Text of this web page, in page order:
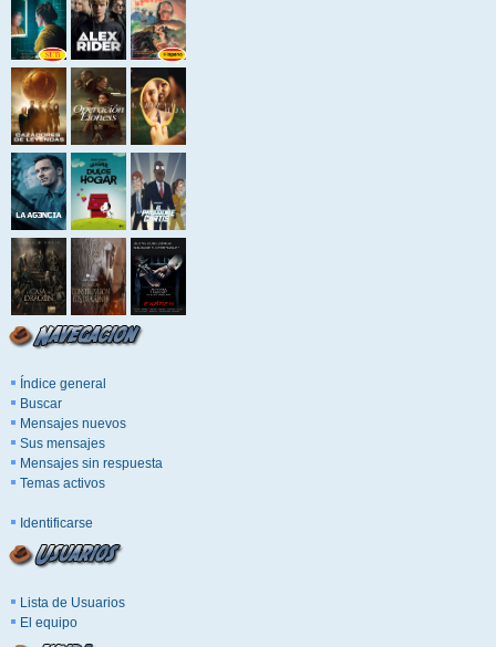
Índice general
Buscar
Mensajes nuevos
Sus mensajes
Mensajes sin respuesta
Temas activos
Identificarse
Lista de Usuarios
El equipo